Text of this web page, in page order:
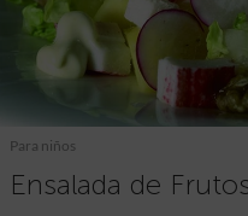
Para niños
Ensalada de